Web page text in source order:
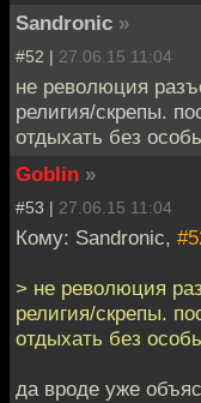
Sandronic »
#52 | 27.06.15 11:04
не революция
религия/скрепы.
отдыхать без
Goblin »
#53 | 27.06.15 11:04
Кому: Sandronic,
> не революция
религия/скрепы.
отдыхать без
да вроде уже